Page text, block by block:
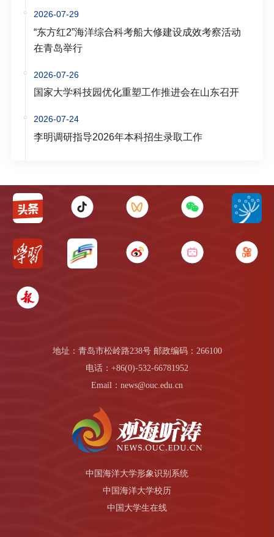
2026-07-29
“东方红2”海洋综合科考船大修建设成效考察活动
在青岛举行
2026-07-26
国家大学科技园优化重塑工作推进会在山东召开
2026-07-24
李明调研指导2026年本科招生录取工作
地址：青岛市松岭路238号 邮政编码：266100
电话：+86(0)-532-66781952
Email：news@ouc.edu.cn
中国海洋大学形象识别系统
中国海洋大学校历
中国大学生在线